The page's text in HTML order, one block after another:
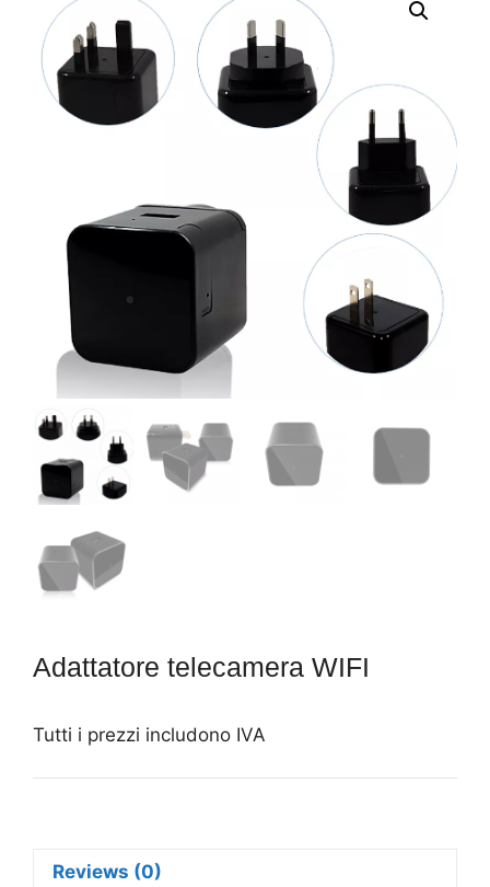
Adattatore telecamera WIFI
Tutti i prezzi includono IVA
Reviews (0)